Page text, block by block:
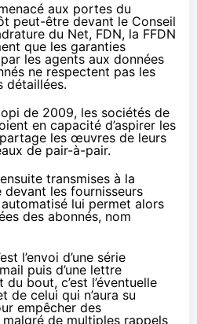
aux portes du
peut-être devant le Conseil
du Net, FDN, la FFDN
que les garanties
les agents aux données
ne respectent pas les
détaillées.
de 2009, les sociétés de
en capacité d’aspirer les
les œuvres de leurs
de pair-à-pair.
transmises à la
devant les fournisseurs
lui permet alors
des abonnés, nom
l’envoi d’une série
puis d’une lettre
bout, c’est l’éventuelle
de celui qui n’aura su
empêcher des
de multiples rappels